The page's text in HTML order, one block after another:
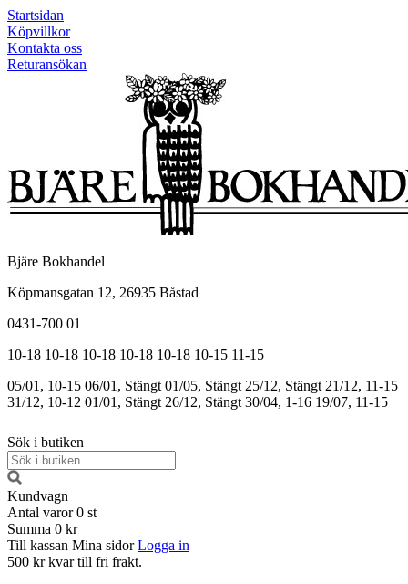
Startsidan
Köpvillkor
Kontakta oss
Returansökan
Bjäre Bokhandel
Köpmansgatan 12, 26935 Båstad
0431-700 01
10-18 10-18 10-18 10-18 10-18 10-15 11-15
05/01, 10-15 06/01, Stängt 01/05, Stängt 25/12, Stängt 21/12, 11-15
31/12, 10-12 01/01, Stängt 26/12, Stängt 30/04, 1-16 19/07, 11-15
Sök i butiken
Kundvagn
Antal varor 0 st
Summa 0 kr
Till kassan Mina sidor Logga in
500 kr kvar till fri frakt.